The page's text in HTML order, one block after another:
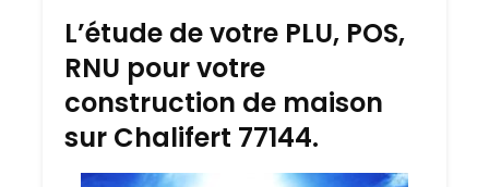
L’étude de votre PLU, POS,
RNU pour votre
construction de maison
sur Chalifert 77144.